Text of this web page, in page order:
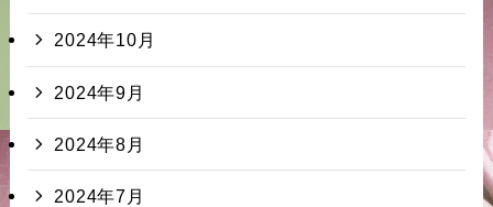
2024年10月
2024年9月
2024年8月
2024年7月